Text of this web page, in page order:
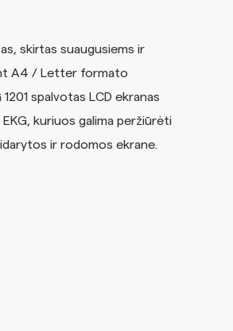
skirtas suaugusiems ir
A4 / Letter formato
spalvotas LCD ekranas
kuriuos galima peržiūrėti
ir rodomos ekrane.